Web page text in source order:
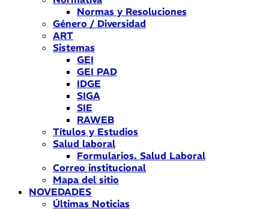
Normas y Resoluciones
Género / Diversidad
ART
Sistemas
GEI
GEI PAD
IDGE
SIGA
SIE
RAWEB
Títulos y Estudios
Salud laboral
Formularios. Salud Laboral
Correo institucional
Mapa del sitio
NOVEDADES
Últimas Noticias